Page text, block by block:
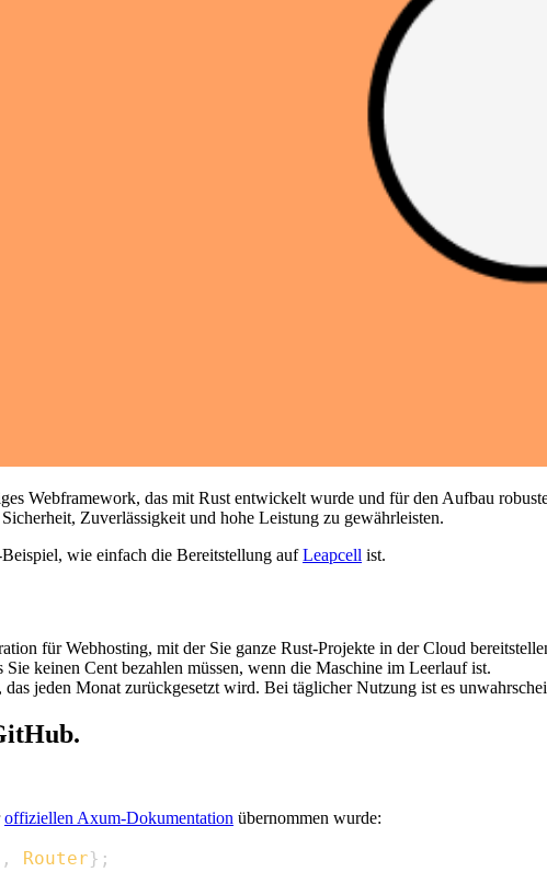
Webframework, das mit Rust entwickelt wurde und für den Aufbau
Zuverlässigkeit und hohe Leistung zu gewährleisten.
wie einfach die Bereitstellung aufLeapcell ist.
für Webhosting, mit der Sie ganze Rust-Projekte in der Cloud
keinen Cent bezahlen müssen, wenn die Maschine im Leerlauf ist.
jeden Monat zurückgesetzt wird. Bei täglicher Nutzung ist es
offiziellen Axum-Dokumentation übernommen wurde:
, Router} ;